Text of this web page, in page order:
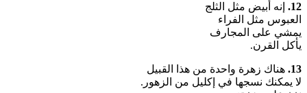
12.
إنه أبيض مثل الثلج
العبوس مثل الفراء
يمشي على المجارف
يأكل القرن.
13. هناك زهرة واحدة من هذا القبيل
لا يمكنك نسجها في إكليل من الزهور.